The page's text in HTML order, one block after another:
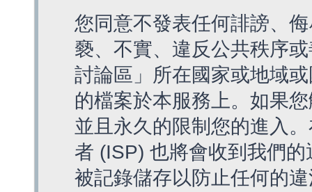
您同意不發表任何誹謗、
褻、不實、違反公共秩序
討論區」所在國家或地域
的檔案於本服務上。如果
並且永久的限制您的進入
者 (ISP) 也將會收到我們
被記錄儲存以防止任何的